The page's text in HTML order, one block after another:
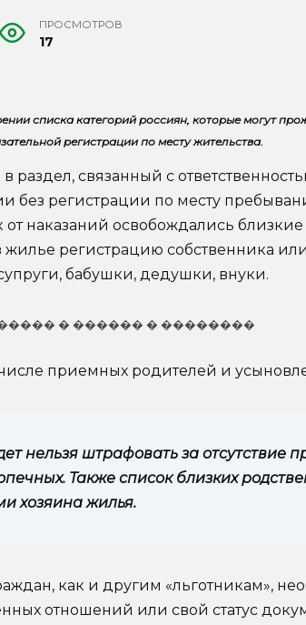
ПРОСМОТРОВ
17
списка категорий россиян, которые могут
регистрации по месту жительства.
связанный с
регистрации по месту
наказаний освобождались близкие
регистрацию собственника
бабушки, дедушки, внуки.
� ������ � ��������
приемных родителей и
нельзя штрафовать за отсутствие
Также список близких
хозяина жилья.
как и другим «льготникам»,
отношений или свой статус